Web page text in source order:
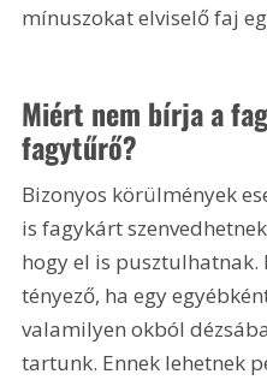
mínuszokat elviselő faj
Miért nem bírja a
fagytűrő?
Bizonyos körülmények
is fagykárt
hogy el is pusztulhatnak.
tényező, ha egy
valamilyen okból
tartunk. Ennek lehetnek